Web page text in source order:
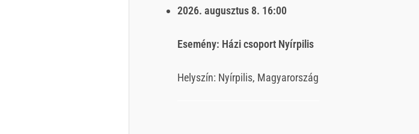
2026. augusztus 8. 16:00
Esemény: Házi csoport Nyírpilis
Helyszín: Nyírpilis, Magyarország